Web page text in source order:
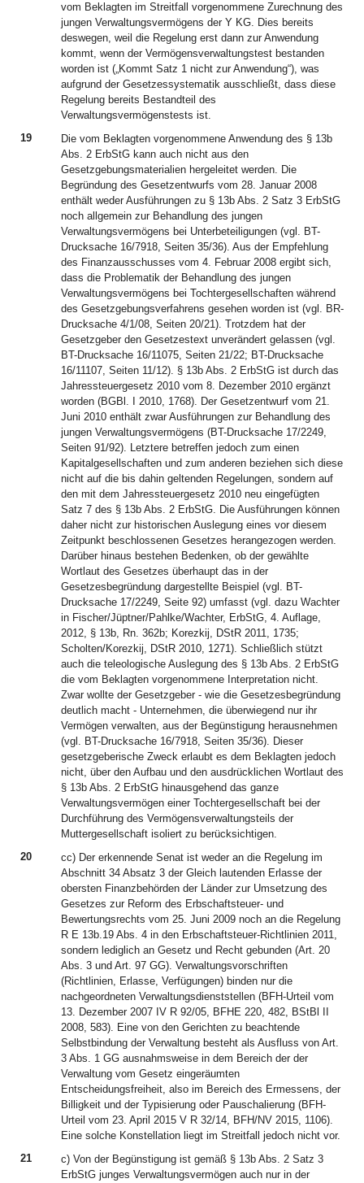
vom Beklagten im Streitfall vorgenommene Zurechnung des
jungen Verwaltungsvermögens der Y KG. Dies bereits
deswegen, weil die Regelung erst dann zur Anwendung
kommt, wenn der Vermögensverwaltungstest bestanden
worden ist („Kommt Satz 1 nicht zur Anwendung“), was
aufgrund der Gesetzessystematik ausschließt, dass diese
Regelung bereits Bestandteil des
Verwaltungsvermögenstests ist.
19
Die vom Beklagten vorgenommene Anwendung des § 13b
Abs. 2 ErbStG kann auch nicht aus den
Gesetzgebungsmaterialien hergeleitet werden. Die
Begründung des Gesetzentwurfs vom 28. Januar 2008
enthält weder Ausführungen zu § 13b Abs. 2 Satz 3 ErbStG
noch allgemein zur Behandlung des jungen
Verwaltungsvermögens bei Unterbeteiligungen (vgl. BT-
Drucksache 16/7918, Seiten 35/36). Aus der Empfehlung
des Finanzausschusses vom 4. Februar 2008 ergibt sich,
dass die Problematik der Behandlung des jungen
Verwaltungsvermögens bei Tochtergesellschaften während
des Gesetzgebungsverfahrens gesehen worden ist (vgl. BR-
Drucksache 4/1/08, Seiten 20/21). Trotzdem hat der
Gesetzgeber den Gesetzestext unverändert gelassen (vgl.
BT-Drucksache 16/11075, Seiten 21/22; BT-Drucksache
16/11107, Seiten 11/12). § 13b Abs. 2 ErbStG ist durch das
Jahressteuergesetz 2010 vom 8. Dezember 2010 ergänzt
worden (BGBl. I 2010, 1768). Der Gesetzentwurf vom 21.
Juni 2010 enthält zwar Ausführungen zur Behandlung des
jungen Verwaltungsvermögens (BT-Drucksache 17/2249,
Seiten 91/92). Letztere betreffen jedoch zum einen
Kapitalgesellschaften und zum anderen beziehen sich diese
nicht auf die bis dahin geltenden Regelungen, sondern auf
den mit dem Jahressteuergesetz 2010 neu eingefügten
Satz 7 des § 13b Abs. 2 ErbStG. Die Ausführungen können
daher nicht zur historischen Auslegung eines vor diesem
Zeitpunkt beschlossenen Gesetzes herangezogen werden.
Darüber hinaus bestehen Bedenken, ob der gewählte
Wortlaut des Gesetzes überhaupt das in der
Gesetzesbegründung dargestellte Beispiel (vgl. BT-
Drucksache 17/2249, Seite 92) umfasst (vgl. dazu Wachter
in Fischer/Jüptner/Pahlke/Wachter, ErbStG, 4. Auflage,
2012, § 13b, Rn. 362b; Korezkij, DStR 2011, 1735;
Scholten/Korezkij, DStR 2010, 1271). Schließlich stützt
auch die teleologische Auslegung des § 13b Abs. 2 ErbStG
die vom Beklagten vorgenommene Interpretation nicht.
Zwar wollte der Gesetzgeber - wie die Gesetzesbegründung
deutlich macht - Unternehmen, die überwiegend nur ihr
Vermögen verwalten, aus der Begünstigung herausnehmen
(vgl. BT-Drucksache 16/7918, Seiten 35/36). Dieser
gesetzgeberische Zweck erlaubt es dem Beklagten jedoch
nicht, über den Aufbau und den ausdrücklichen Wortlaut des
§ 13b Abs. 2 ErbStG hinausgehend das ganze
Verwaltungsvermögen einer Tochtergesellschaft bei der
Durchführung des Vermögensverwaltungsteils der
Muttergesellschaft isoliert zu berücksichtigen.
20
cc) Der erkennende Senat ist weder an die Regelung im
Abschnitt 34 Absatz 3 der Gleich lautenden Erlasse der
obersten Finanzbehörden der Länder zur Umsetzung des
Gesetzes zur Reform des Erbschaftsteuer- und
Bewertungsrechts vom 25. Juni 2009 noch an die Regelung
R E 13b.19 Abs. 4 in den Erbschaftsteuer-Richtlinien 2011,
sondern lediglich an Gesetz und Recht gebunden (Art. 20
Abs. 3 und Art. 97 GG). Verwaltungsvorschriften
(Richtlinien, Erlasse, Verfügungen) binden nur die
nachgeordneten Verwaltungsdienststellen (BFH-Urteil vom
13. Dezember 2007 IV R 92/05, BFHE 220, 482, BStBl II
2008, 583). Eine von den Gerichten zu beachtende
Selbstbindung der Verwaltung besteht als Ausfluss von Art.
3 Abs. 1 GG ausnahmsweise in dem Bereich der der
Verwaltung vom Gesetz eingeräumten
Entscheidungsfreiheit, also im Bereich des Ermessens, der
Billigkeit und der Typisierung oder Pauschalierung (BFH-
Urteil vom 23. April 2015 V R 32/14, BFH/NV 2015, 1106).
Eine solche Konstellation liegt im Streitfall jedoch nicht vor.
21
c) Von der Begünstigung ist gemäß § 13b Abs. 2 Satz 3
ErbStG junges Verwaltungsvermögen auch nur in der